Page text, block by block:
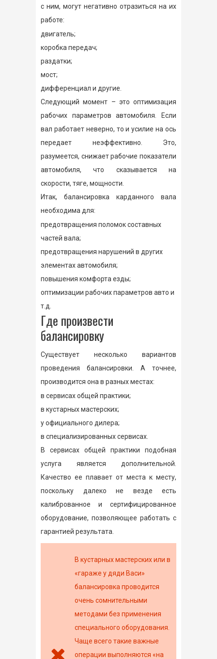
с ним, могут негативно отразиться на их
работе:
двигатель;
коробка передач;
раздатки;
мост;
дифференциал и другие.
Следующий момент – это оптимизация
рабочих параметров автомобиля. Если
вал работает неверно, то и усилие на ось
передает неэффективно. Это,
разумеется, снижает рабочие показатели
автомобиля, что сказывается на
скорости, тяге, мощности.
Итак, балансировка карданного вала
необходима для:
предотвращения поломок составных
частей вала;
предотвращения нарушений в других
элементах автомобиля;
повышения комфорта езды;
оптимизации рабочих параметров авто и
т.д.
Где произвести
балансировку
Существует несколько вариантов
проведения балансировки. А точнее,
производится она в разных местах:
в сервисах общей практики;
в кустарных мастерских;
у официального дилера;
в специализированных сервисах.
В сервисах общей практики подобная
услуга является дополнительной.
Качество ее плавает от места к месту,
поскольку далеко не везде есть
калиброванное и сертифицированное
оборудование, позволяющее работать с
гарантией результата.
В кустарных мастерских или в
«гараже у дяди Васи»
балансировка проводится
очень сомнительными
методами без применения
специального оборудования.
Чаще всего такие важные
операции выполняются «на